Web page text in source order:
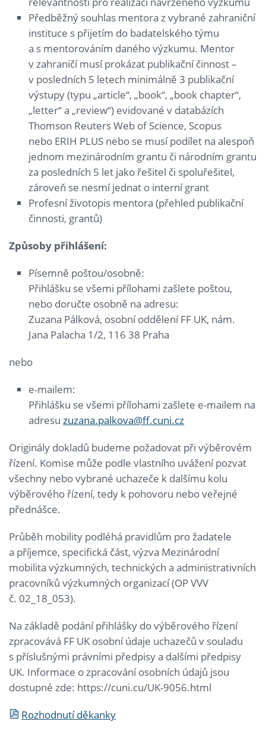
Předběžný souhlas mentora z vybrané zahraniční
instituce s přijetím do badatelského týmu
a s mentorováním daného výzkumu. Mentor
v zahraničí musí prokázat publikační činnost –
v posledních 5 letech minimálně 3 publikační
výstupy (typu „article“, „book“, „book chapter“,
„letter“ a „review“) evidované v databázích
Thomson Reuters Web of Science, Scopus
nebo ERIH PLUS nebo se musí podílet na alespoň
jednom mezinárodním grantu či národním grantu
za posledních 5 let jako řešitel či spoluřešitel,
zároveň se nesmí jednat o interní grant
Profesní životopis mentora (přehled publikační
činnosti, grantů)
Způsoby přihlášení:
Písemně poštou/osobně:
Přihlášku se všemi přílohami zašlete poštou,
nebo doručte osobně na adresu:
Zuzana Pálková, osobní oddělení FF UK, nám.
Jana Palacha 1/2, 116 38 Praha
nebo
e-mailem:
Přihlášku se všemi přílohami zašlete e-mailem na
adresuzuzana.palkova@ff.cuni.cz
Originály dokladů budeme požadovat při výběrovém
řízení. Komise může podle vlastního uvážení pozvat
všechny nebo vybrané uchazeče k dalšímu kolu
výběrového řízení, tedy k pohovoru nebo veřejné
přednášce.
Průběh mobility podléhá pravidlům pro žadatele
a příjemce, specifická část, výzva Mezinárodní
mobilita výzkumných, technických a administrativních
pracovníků výzkumných organizací (OP VVV
č. 02_18_053).
Na základě podání přihlášky do výběrového řízení
zpracovává FF UK osobní údaje uchazečů v souladu
s příslušnými právními předpisy a dalšími předpisy
UK. Informace o zpracování osobních údajů jsou
dostupné zde: https://cuni.cu/UK-9056.html
Rozhodnutí děkanky